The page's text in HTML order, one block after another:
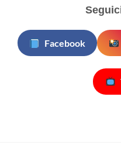
Facebook